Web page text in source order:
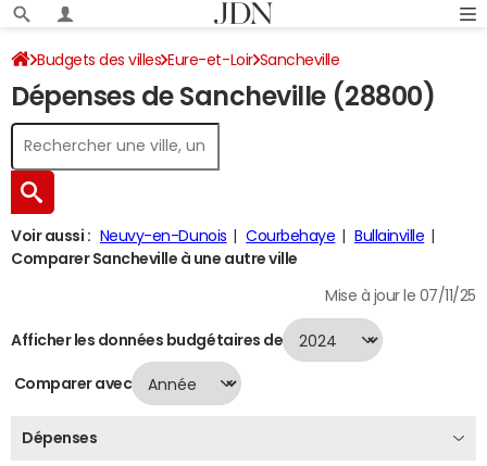
Budgets des villes Eure-et-Loir Sancheville
Dépenses 2024
Dépenses de Sancheville (28800)
Voir aussi : Neuvy-en-Dunois Courbehaye
Bullainville
Comparer Sancheville à une autre ville
Mise à jour le 07/11/25
Afficher les données budgétaires de
Comparer avec
Dépenses